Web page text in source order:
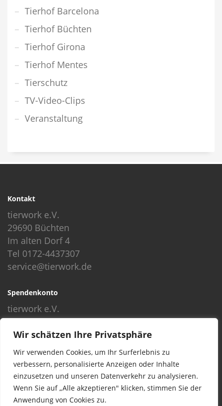
Wir schätzen Ihre Privatsphäre
Wir verwenden Cookies, um Ihr Surferlebnis zu
verbessern, personalisierte Anzeigen oder Inhalte
einzusetzen und unseren Datenverkehr zu analysieren.
Wenn Sie auf „Alle akzeptieren" klicken, stimmen Sie der
Anwendung von Cookies zu.
Tierhof Barcelona
Tierhof Büchten
Tierhof Girona
Tierhof Mentes
Tierschutz
TV-Video-Clips
Veranstaltung
Kontakt
tierwork e.V.
29690 Büchten
Im alten Dorf 4
Tel 0172-4437307
service@tierwork.de
Spendenkonto
tierwork e.V.
Volksbank
BLZ: 24060300
Konto: 4902218000
IBAN: DE68240603004902218000
BIC: GENODEF1NBU